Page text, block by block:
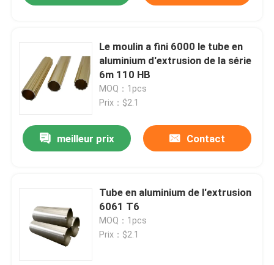
Au sujet de nous
Le moulin a fini 6000 le tube en
aluminium d'extrusion de la série
6m 110 HB
MOQ：1pcs
Prix：$2.1
meilleur prix Contact
Tube en aluminium de l'extrusion
6061 T6
MOQ：1pcs
Prix：$2.1